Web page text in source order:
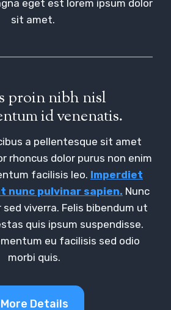
eget est lorem ipsum dolor
sit amet.
proin nibh nisl
id venenatis.
a pellentesque sit amet
dolor purus non enim
facilisis leo. Imperdiet
nunc pulvinar sapien. Nunc
viverra. Felis bibendum ut
quis ipsum suspendisse.
eu facilisis sed odio
morbi quis.
More Details